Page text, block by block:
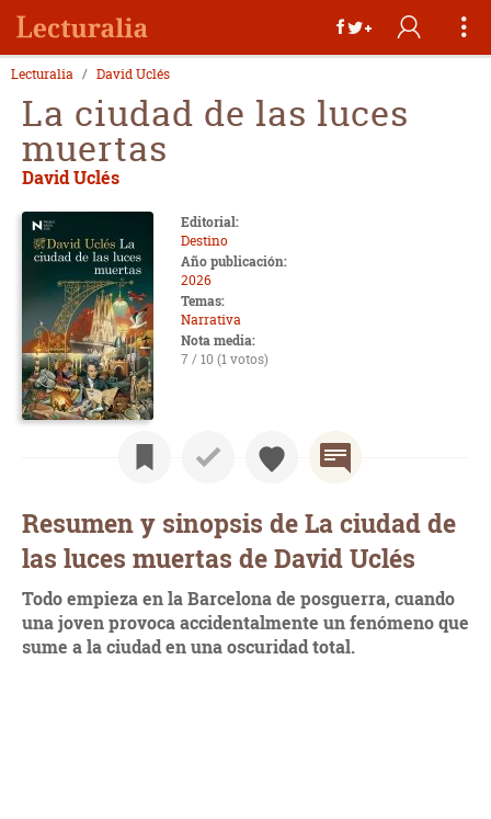
Lecturalia David Uclés
La ciudad de las luces
muertas
David Uclés
Editorial:
Destino
Año publicación:
2026
Temas:
Narrativa
Nota media:
7 / 10 (1 votos)
Resumen y sinopsis de La ciudad de
las luces muertas de David Uclés
Todo empieza en la Barcelona de posguerra, cuando
una joven provoca accidentalmente un fenómeno que
sume a la ciudad en una oscuridad total.